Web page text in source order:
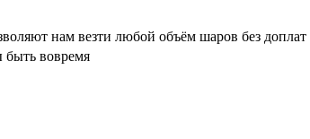
нам везти любой объём шаров без доплат
быть вовремя